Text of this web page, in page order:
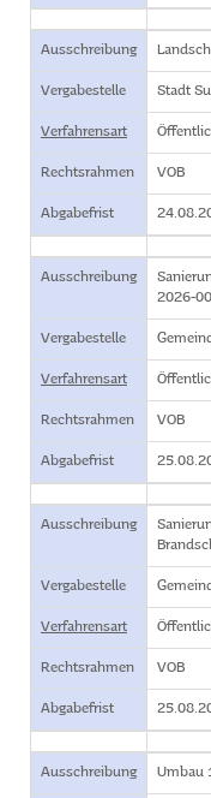
Ausschreibung
Vergabestelle Stadt
Verfahrensart
Rechtsrahmen VOB
Abgabefrist
Ausschreibung
2026-
Vergabestelle
Verfahrensart
Rechtsrahmen VOB
Abgabefrist
Ausschreibung
Vergabestelle
Verfahrensart
Rechtsrahmen VOB
Abgabefrist
Ausschreibung Umbau